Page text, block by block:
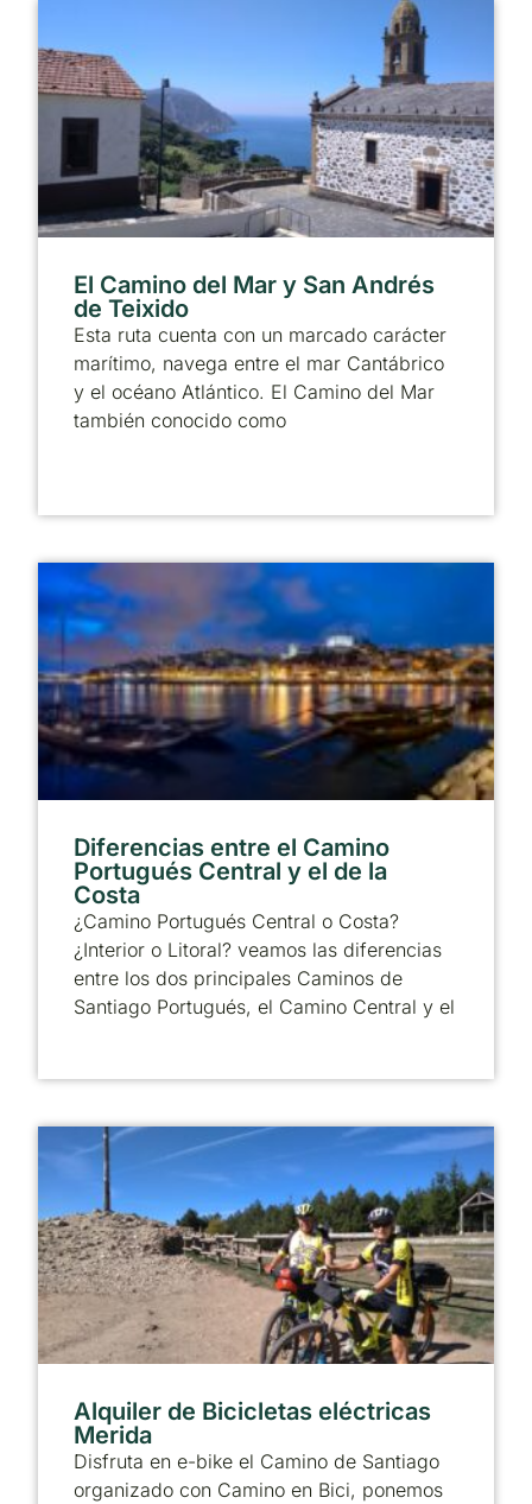
El Camino del Mar y San Andrés
de Teixido
Esta ruta cuenta con un marcado carácter
marítimo, navega entre el mar Cantábrico
y el océano Atlántico. El Camino del Mar
también conocido como
Diferencias entre el Camino
Portugués Central y el de la
Costa
¿Camino Portugués Central o Costa?
¿Interior o Litoral? veamos las diferencias
entre los dos principales Caminos de
Santiago Portugués, el Camino Central y el
Alquiler de Bicicletas eléctricas
Merida
Disfruta en e-bike el Camino de Santiago
organizado con Camino en Bici, ponemos